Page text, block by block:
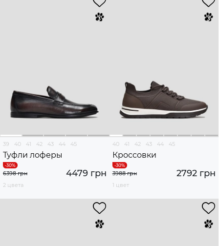
39 40 41 42 43 44 45
Туфли лоферы
4479 грн
6398 грн
2 цвета
40 41 42 43 44 45
Кроссовки
2792 грн
3988 грн
1 цвет